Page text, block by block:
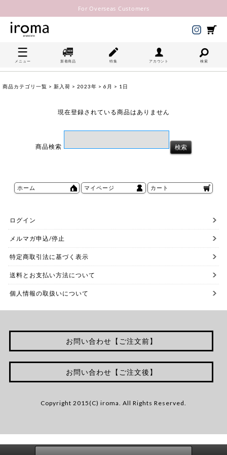
For Overseas Customers
メニュー 新着商品 特集 アカウント 検索
商品カテゴリ一覧 > 新入荷 > 2023年 > 6月 > 1日
現在登録されている商品はありません
商品検索
ホーム マイページ カート
ログイン
メルマガ申込/停止
特定商取引法に基づく表示
送料とお支払い方法について
個人情報の取扱いについて
お問い合わせ【ご注文前】
お問い合わせ【ご注文後】
Copyright 2015(C) iroma. All Rights Reserved.